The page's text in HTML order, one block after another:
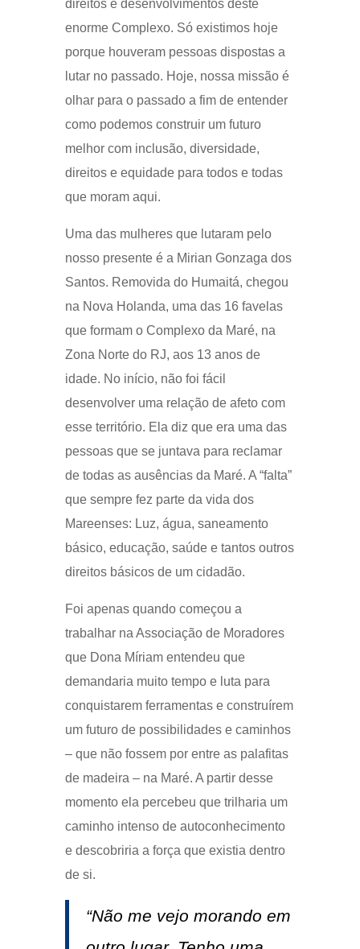
direitos e desenvolvimentos deste
enorme Complexo. Só existimos hoje
porque houveram pessoas dispostas a
lutar no passado. Hoje, nossa missão é
olhar para o passado a fim de entender
como podemos construir um futuro
melhor com inclusão, diversidade,
direitos e equidade para todos e todas
que moram aqui.
Uma das mulheres que lutaram pelo
nosso presente é a Mirian Gonzaga dos
Santos. Removida do Humaitá, chegou
na Nova Holanda, uma das 16 favelas
que formam o Complexo da Maré, na
Zona Norte do RJ, aos 13 anos de
idade. No início, não foi fácil
desenvolver uma relação de afeto com
esse território. Ela diz que era uma das
pessoas que se juntava para reclamar
de todas as ausências da Maré. A “falta”
que sempre fez parte da vida dos
Mareenses: Luz, água, saneamento
básico, educação, saúde e tantos outros
direitos básicos de um cidadão.
Foi apenas quando começou a
trabalhar na Associação de Moradores
que Dona Míriam entendeu que
demandaria muito tempo e luta para
conquistarem ferramentas e construírem
um futuro de possibilidades e caminhos
– que não fossem por entre as palafitas
de madeira – na Maré. A partir desse
momento ela percebeu que trilharia um
caminho intenso de autoconhecimento
e descobriria a força que existia dentro
de si.
“Não me vejo morando em